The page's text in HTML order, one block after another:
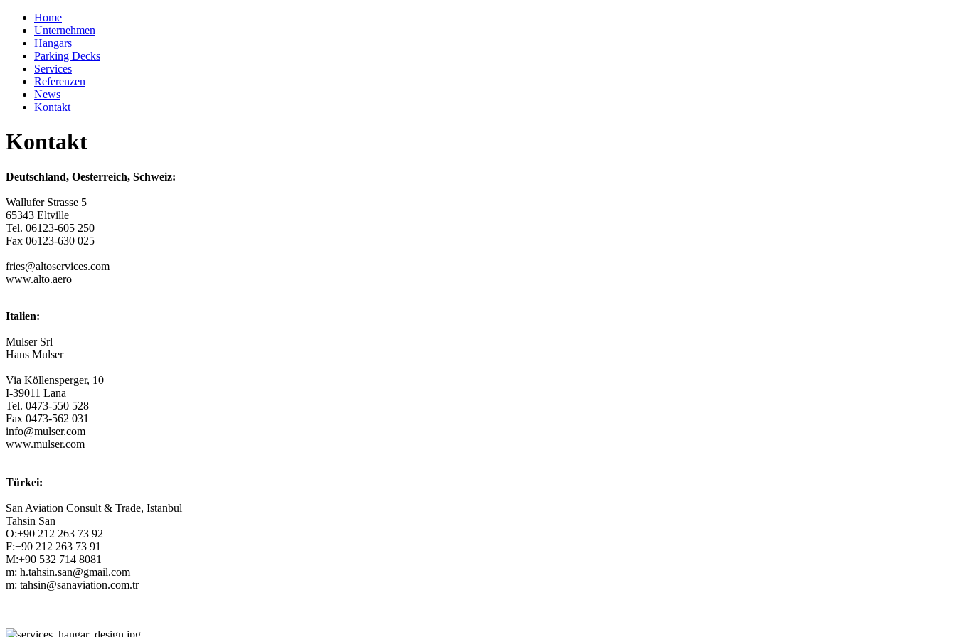
Home
Unternehmen
Hangars
Parking Decks
Services
Referenzen
News
Kontakt
Kontakt
Deutschland, Oesterreich, Schweiz:
Wallufer Strasse 5
65343 Eltville
Tel. 06123-605 250
Fax 06123-630 025
fries@altoservices.com
www.alto.aero
Italien:
Mulser Srl
Hans Mulser
Via Köllensperger, 10
I-39011 Lana
Tel. 0473-550 528
Fax 0473-562 031
info@mulser.com
www.mulser.com
Türkei:
San Aviation Consult & Trade, Istanbul
Tahsin San
O:+90 212 263 73 92
F:+90 212 263 73 91
M:+90 532 714 8081
m: h.tahsin.san@gmail.com
m: tahsin@sanaviation.com.tr